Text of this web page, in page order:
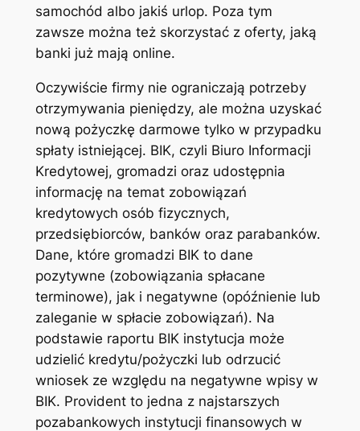
samochód albo jakiś urlop. Poza tym
zawsze można też skorzystać z oferty, jaką
banki już mają online.
Oczywiście firmy nie ograniczają potrzeby
otrzymywania pieniędzy, ale można uzyskać
nową pożyczkę darmowe tylko w przypadku
spłaty istniejącej. BIK, czyli Biuro Informacji
Kredytowej, gromadzi oraz udostępnia
informację na temat zobowiązań
kredytowych osób fizycznych,
przedsiębiorców, banków oraz parabanków.
Dane, które gromadzi BIK to dane
pozytywne (zobowiązania spłacane
terminowe), jak i negatywne (opóźnienie lub
zaleganie w spłacie zobowiązań). Na
podstawie raportu BIK instytucja może
udzielić kredytu/pożyczki lub odrzucić
wniosek ze względu na negatywne wpisy w
BIK. Provident to jedna z najstarszych
pozabankowych instytucji finansowych w